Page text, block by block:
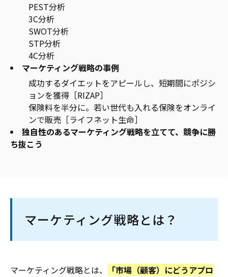
PEST分析
3C分析
SWOT分析
STP分析
4C分析
マーケティング戦略の事例
成功するダイエットをアピールし、短期間にポジシ
ョンを獲得［RIZAP］
保険料を半分に。若い世代も入れる保険をオンライ
ンで販売［ライフネット生命］
独自性のあるマーケティング戦略を立てて、競争に勝
ち抜こう
マーケティング戦略とは？
マーケティング戦略とは、
「市場（顧客）にどうアプロ